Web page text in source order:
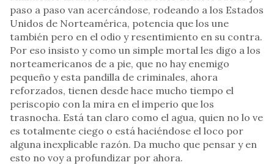
paso a paso van acercándose, rodeando a los Estados
Unidos de Norteamérica, potencia que los une
también pero en el odio y resentimiento en su contra.
Por eso insisto y como un simple mortal les digo a los
norteamericanos de a pie, que no hay enemigo
pequeño y esta pandilla de criminales, ahora
reforzados, tienen desde hace mucho tiempo el
periscopio con la mira en el imperio que los
trasnocha. Está tan claro como el agua, quien no lo ve
es totalmente ciego o está haciéndose el loco por
alguna inexplicable razón. Da mucho que pensar y en
esto no voy a profundizar por ahora.